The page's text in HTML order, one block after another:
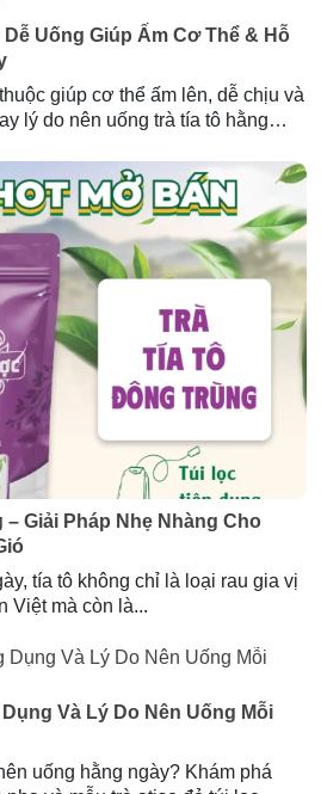
Dễ Uống Giúp Ấm Cơ Thể & Hỗ
giúp cơ thể ấm lên, dễ chịu và
lý do nên uống trà tía tô hằng
Giải Pháp Nhẹ Nhàng Cho
tía tô không chỉ là loại rau gia vị
Việt mà còn là...
Và Lý Do Nên Uống Mỗi
uống hằng ngày? Khám phá